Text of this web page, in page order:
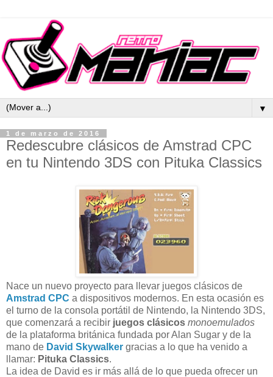
▼
1 de marzo de 2016
Redescubre clásicos de Amstrad CPC
en tu Nintendo 3DS con Pituka Classics
Nace un nuevo proyecto para llevar juegos clásicos de
Amstrad CPC a dispositivos modernos. En esta ocasión es
el turno de la consola portátil de Nintendo, la Nintendo 3DS,
que comenzará a recibir juegos clásicos monoemulados
de la plataforma británica fundada por Alan Sugar y de la
mano de David Skywalker gracias a lo que ha venido a
llamar: Pituka Classics.
La idea de David es ir más allá de lo que pueda ofrecer un